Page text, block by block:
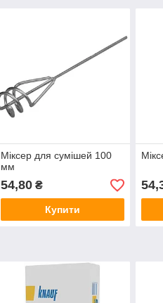
Міксер для сумішей 100
мм
54,80₴
Купити